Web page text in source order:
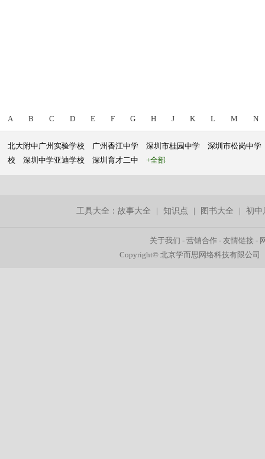
A B C D E F G H J K L M N
北大附中广州实验学校 广州香江中学 深圳市桂园中学
深圳市松岗中学
校
深圳中学亚迪学校 深圳育才二中 +全部
工具大全：故事大全 |知识点 图书大全 |初中
关于我们 -营销合作 -友情链接 -
Copyright© 北京学而思网络科技有限公司